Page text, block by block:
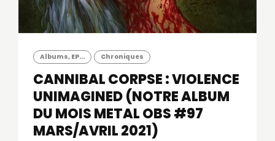
Albums, EP... Chroniques
CANNIBAL CORPSE : VIOLENCE
UNIMAGINED (NOTRE ALBUM
DU MOIS METAL OBS #97
MARS/AVRIL 2021)